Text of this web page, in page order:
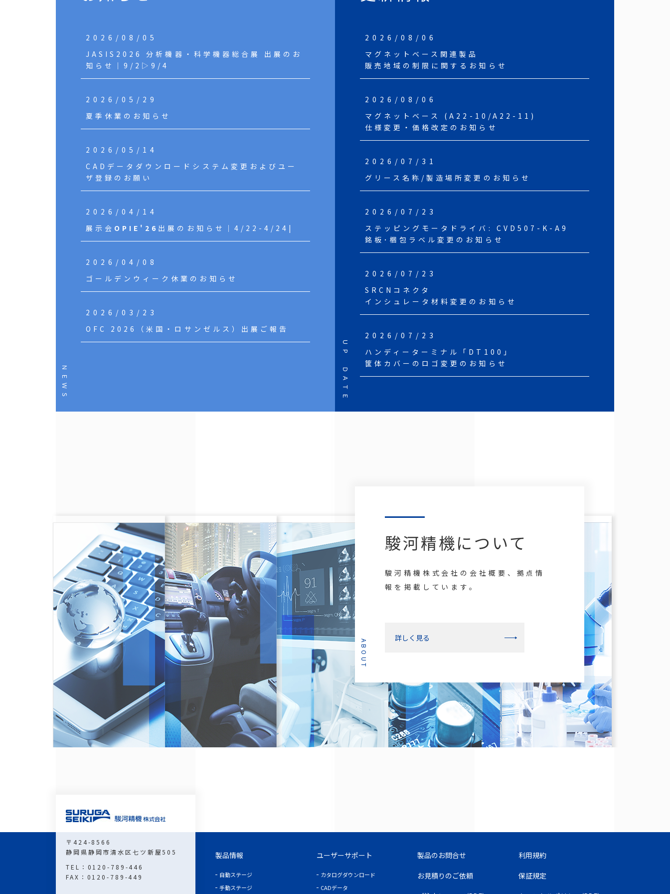
ＮＥＷＳ
2026/08/05
JASIS2026 分析機器・科学機器総合展 出展のお
知らせ｜9/2▷9/4
2026/05/29
夏季休業のお知らせ
2026/05/14
CADデータダウンロードシステム変更およびユー
ザ登録のお願い
2026/04/14
展示会 OPIE'26 出展のお知らせ｜4/22-4/24|
2026/04/08
ゴールデンウィーク休業のお知らせ
2026/03/23
OFC 2026（米国・ロサンゼルス）出展ご報告
ＵＰ ＤＡＴＥ
2026/08/06
マグネットベース関連製品
販売地域の制限に関するお知らせ
2026/08/06
マグネットベース (A22-10/A22-11)
仕様変更・価格改定のお知らせ
2026/07/31
グリース名称/製造場所変更のお知らせ
2026/07/23
ステッピングモータドライバ: CVD507-K-A9
銘板･梱包ラベル変更のお知らせ
2026/07/23
SRCNコネクタ
インシュレータ材料変更のお知らせ
2026/07/23
ハンディーターミナル「DT100」
筐体カバーのロゴ変更のお知らせ
駿河精機について
ABOUT
駿河精機株式会社の会社概要、拠点情
報を掲載しています。
詳しく見る
〒424-8566
静岡県静岡市清水区七ツ新屋505
TEL：0120-789-446
FAX：0120-789-449
製品情報
自動ステージ
手動ステージ
ユーザーサポート
カタログダウンロード
CADデータ
製品のお問合せ
お見積りのご依頼
利用規約
保証規定